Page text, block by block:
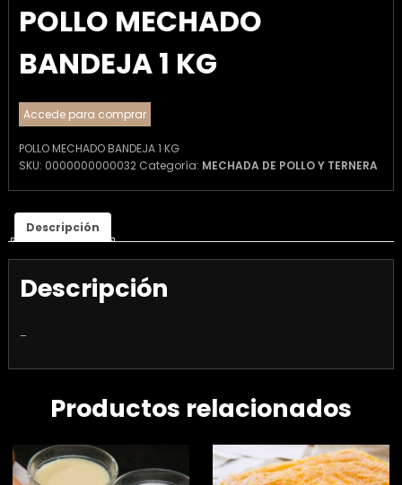
POLLO MECHADO
BANDEJA 1 KG
Accede para comprar
POLLO MECHADO BANDEJA 1 KG
SKU: 0000000000032 Categoría: MECHADA DE POLLO Y TERNERA
Descripción
Descripción
–
Productos relacionados